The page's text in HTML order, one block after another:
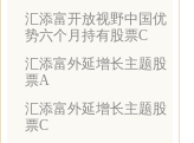
汇添富开放视野中国优
势六个月持有股票C
汇添富外延增长主题股
票A
汇添富外延增长主题股
票C